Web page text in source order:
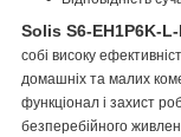
Solis S6-EH1P6K-
собі високу
домашніх та малих
функціонал і захист
безперебійного